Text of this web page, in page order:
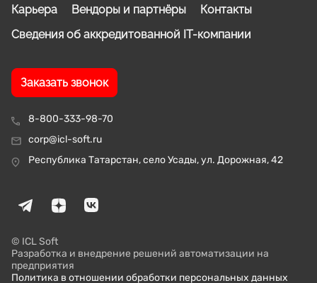
8-800-333-98-70
corp@icl-soft.ru
Республика Татарстан, село Усады, ул. Дорожная, 42
Карьера
Вендоры и партнёры
Контакты
Сведения об аккредитованной IT-компании
Заказать звонок
© ICL Soft
Разработка и внедрение решений автоматизации на
предприятия
Политика в отношении обработки персональных данных